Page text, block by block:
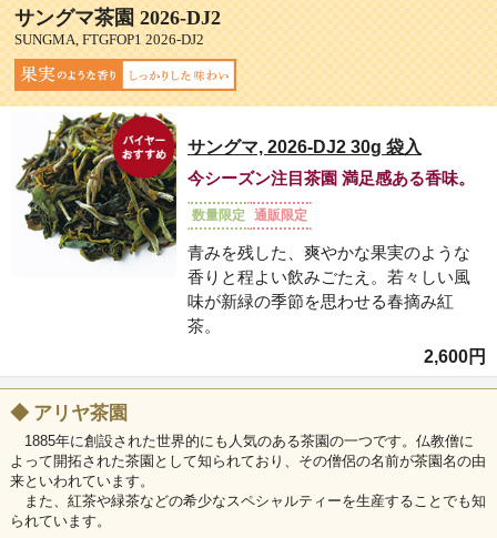
サングマ茶園 2026-DJ2
SUNGMA, FTGFOP1 2026-DJ2
サングマ, 2026-DJ2 30g 袋入
今シーズン注目茶園 満足感ある香味。
数量限定 通販限定
青みを残した、爽やかな果実のような
香りと程よい飲みごたえ。若々しい風
味が新緑の季節を思わせる春摘み紅
茶。
2,600円
◆ アリヤ茶園
1885年に創設された世界的にも人気のある茶園の一つです。仏教僧に
よって開拓された茶園として知られており、その僧侶の名前が茶園名の由
来といわれています。
また、紅茶や緑茶などの希少なスペシャルティーを生産することでも知
られています。